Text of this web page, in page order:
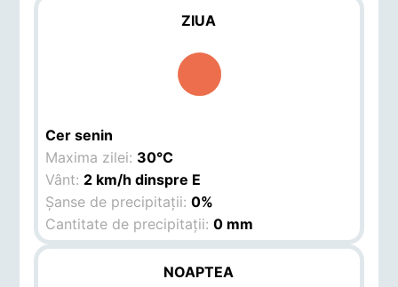
ZIUA
Cer senin
Maxima zilei: 30°C
Vânt: 2 km/h dinspre E
Șanse de precipitații:0%
Cantitate de precipitații:0 mm
NOAPTEA